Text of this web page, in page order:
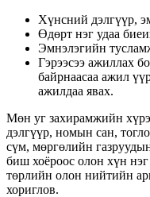
Хүнсний дэлгүүр,
Өдөрт нэг удаа
Эмнэлэгийн
Гэрээсээ ажиллах
байрнаасаа ажил
ажилдаа явах.
Мөн уг захирамжийн
дэлгүүр, номын сан,
сүм, мөргөлийн
биш хоёроос олон хүн
төрлийн олон нийтийн
хориглов.